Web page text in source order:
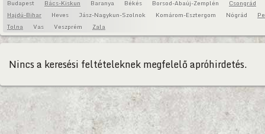
Budapest Bács-Kiskun Baranya Békés Borsod-Abaúj-Zemplén
Csongrád
Hajdú-Bihar
Heves Jász-Nagykun-Szolnok Komárom-Esztergom Nógrád
Tolna
Vas Veszprém Zala
Nincs a keresési feltételeknek megfelelő apróhirdetés.